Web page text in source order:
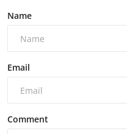
Name
Email
Comment